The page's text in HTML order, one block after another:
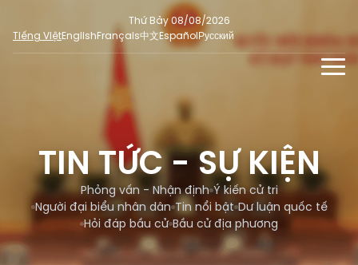
Thứ Bảy 08/08/2026
Tiếng ViệtEnglishFrançais中文EspañolРусский
TIN TỨC - SỰ KIỆN
Phỏng vấn - Nhận định
Ý kiến cử tri
Người đại biểu nhân dân
Tin nổi bật
ĐA PHƯƠNG TIỆN
Ảnh
DÀNH CHO BÁO CHÍ
MẠNG XÃ HỘI
SỐ LIỆU BẦU CỬ
TIN TỨC - SỰ KIỆN
Phỏng vấn - Nhận định Ý kiến cử tri
Người đại biểu nhân dân Tin nổi bật Dư luận quốc tế
Hỏi đáp bầu cử Bầu cử địa phương